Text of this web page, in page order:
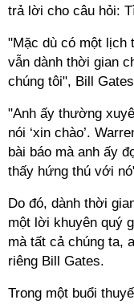
trả lời cho câu hỏi:
"Mặc dù có một lịch
vẫn dành thời gian
chúng tôi", Bill
"Anh ấy thường
nói ‘xin chào’.
bài báo mà anh ấy
thấy hứng thú với
Do đó, dành thời
một lời khuyên quý
mà tất cả chúng ta,
riêng Bill Gates.
Trong một buổi